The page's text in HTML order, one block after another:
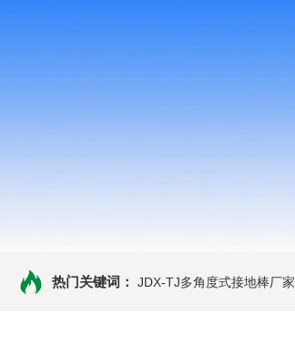
热门关键词： JDX-TJ多角度式接地棒厂家